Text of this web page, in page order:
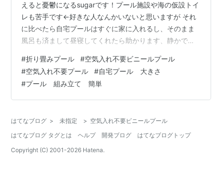
えると憂鬱になるsugarです！プール施設や海の仮設トイ
レも苦手です←好きな人なんかいないと思いますが それ
に比べたら自宅プールはすぐに家に入れるし、そのまま
風呂も済まして昼寝してくれたら助かります、静かで。
作業がないのでパッと準備できるのが嬉しい！小学2年生
娘と年少息子2人で1.8M（1〜3人用）を使用していま
す！今年で３年目の使用ですが、暑い倉庫から出して穴
あきもなく使用できました！ 毎回の水替えを考えたらあ
のくらいのサイズにしたのですが、…
#折り畳みプール #空気入れ不要ビニールプール
#空気入れ不要プール #自宅プール 大きさ
#プール 組み立て 簡単
はてなブログ > 未指定 > 空気入れ不要ビニールプール
はてなブログ タグとは
ヘルプ 開発ブログ
はてなブログトップ
Copyright (C) 2001-2026 Hatena.